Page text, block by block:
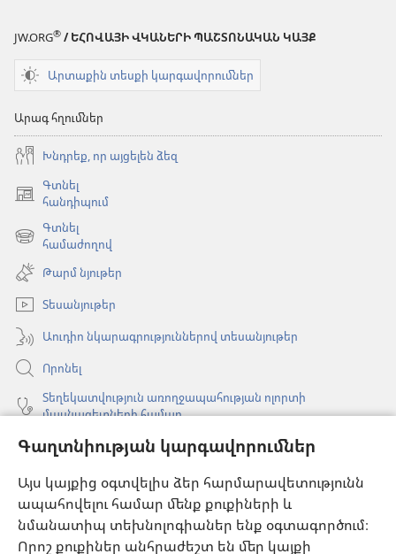
Գաղտնիության կարգավորումներ
Այս կայքից օգտվելիս ձեր հարմարավետությունն
ապահովելու համար մենք քուքիների և
նմանատիպ տեխնոլոգիաներ ենք օգտագործում։
Որոշ քուքիներ անհրաժեշտ են մեր կայքի
JW.ORG® / ԵՀՈՎԱՅԻ ՎԿԱՆԵՐԻ ՊԱՇՏՈՆԱԿԱՆ ԿԱՅՔ
Արտաքին տեսքի կարգավորումներ
Արագ հղումներ
Խնդրեք, որ այցելեն ձեզ
Գտնել
հանդիպում
(բացվում
նոր
պատուհան)
Գտնել
համաժողով
(բացվում
նոր
պատուհան)
Թարմ նյութեր
Տեսանյութեր
Աուդիո նկարագրություններով տեսանյութեր
Որոնել
Տեղեկատվություն առողջապահության ոլորտի
մասնագետների համար
Գլոբալ հաղորդակցություն
Օգնություն
Նվիրատվություններ
(բացվում
է